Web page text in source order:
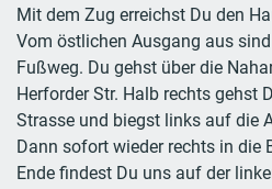
Mit dem Zug erreichst Du den
Vom östlichen Ausgang aus
Fußweg. Du gehst über die
Herforder Str. Halb rechts gehst
Strasse und biegst links auf die
Dann sofort wieder rechts in die
Ende findest Du uns auf der